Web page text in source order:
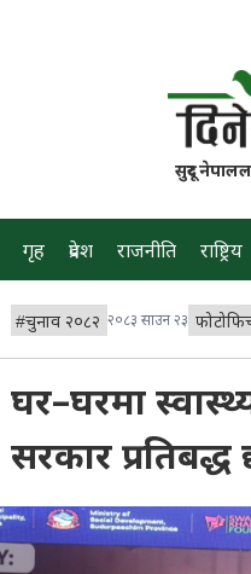
सुदूर
गृह प्रदेश राजनीति राष्ट्रिय
#चुनाव २०८२ २०८३ साउन २३
घर–घरमा
सरकार